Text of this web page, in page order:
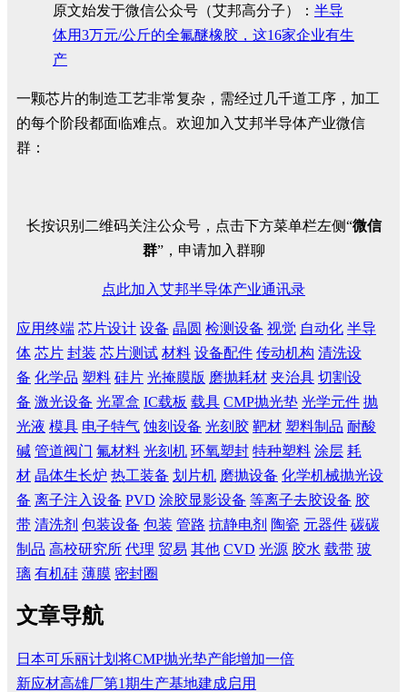
原文始发于微信公众号（艾邦高分子）： 半导
体用3万元/公斤的全氟醚橡胶，这16家企业有生
产
一颗芯片的制造工艺非常复杂，需经过几千道工序，加工
的每个阶段都面临难点。欢迎加入艾邦半导体产业微信
群：
长按识别二维码关注公众号，点击下方菜单栏左侧“微信
群”，申请加入群聊
点此加入艾邦半导体产业通讯录
应用终端 芯片设计 设备 晶圆 检测设备 视觉 自动化 半导
体 芯片 封装 芯片测试 材料 设备配件 传动机构 清洗设
备 化学品 塑料 硅片 光掩膜版 磨抛耗材 夹治具 切割设
备 激光设备 光罩盒 IC载板 载具 CMP抛光垫 光学元件 抛
光液 模具 电子特气 蚀刻设备 光刻胶 靶材 塑料制品 耐酸
碱 管道阀门 氟材料 光刻机 环氧塑封 特种塑料 涂层 耗
材 晶体生长炉 热工装备 划片机 磨抛设备 化学机械抛光设
备 离子注入设备 PVD 涂胶显影设备 等离子去胶设备 胶
带 清洗剂 包装设备 包装 管路 抗静电剂 陶瓷 元器件 碳碳
制品 高校研究所 代理 贸易 其他 CVD 光源 胶水 载带 玻
璃 有机硅 薄膜 密封圈
文章导航
日本可乐丽计划将CMP抛光垫产能增加一倍
新应材高雄厂第1期生产基地建成启用